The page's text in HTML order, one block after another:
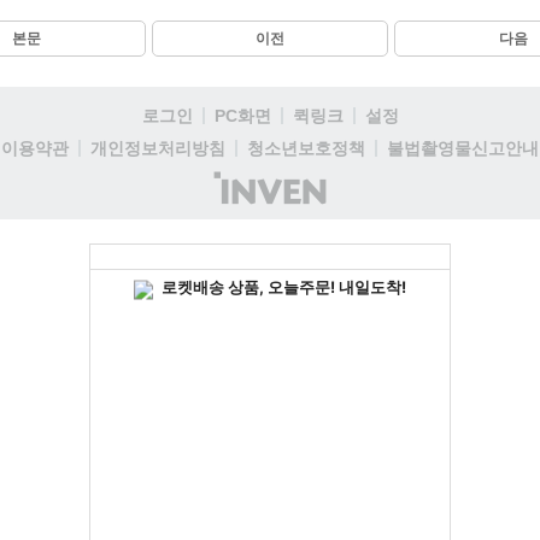
본문 이전 다음
로그인 PC화면 퀵링크
설정
이용약관
개인정보처리방침 청소년보호정책
불법촬영물신고안내
(주)
인